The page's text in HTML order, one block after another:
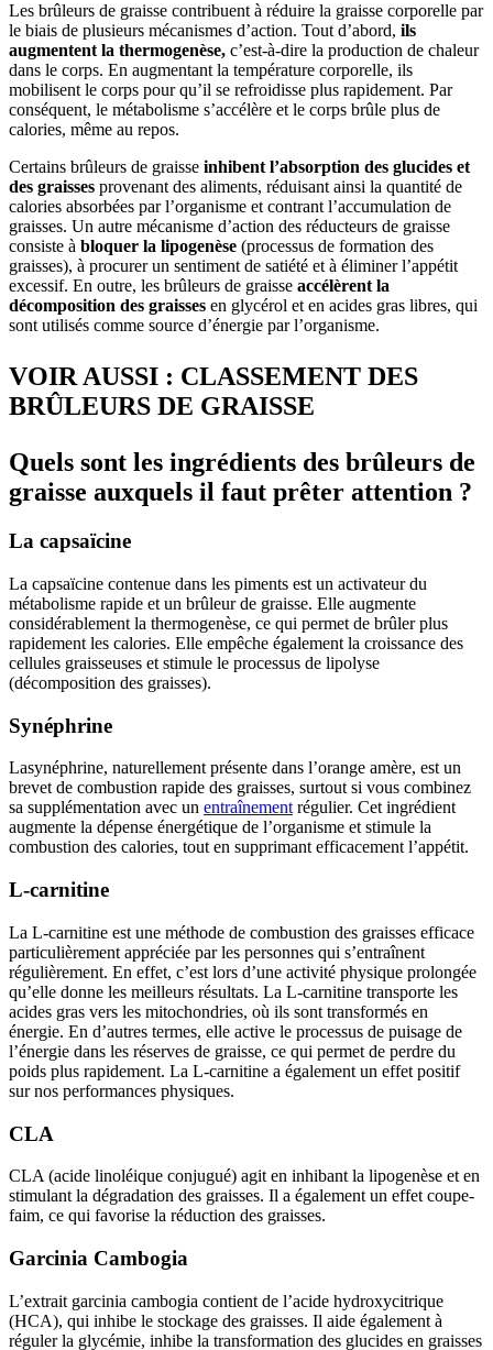
Les brûleurs de graisse contribuent à réduire la graisse corporelle par
le biais de plusieurs mécanismes d’action. Tout d’abord, ils
augmentent la thermogenèse, c’est-à-dire la production de chaleur
dans le corps. En augmentant la température corporelle, ils
mobilisent le corps pour qu’il se refroidisse plus rapidement. Par
conséquent, le métabolisme s’accélère et le corps brûle plus de
calories, même au repos.
Certains brûleurs de graisse inhibent l’absorption des glucides et
des graisses provenant des aliments, réduisant ainsi la quantité de
calories absorbées par l’organisme et contrant l’accumulation de
graisses. Un autre mécanisme d’action des réducteurs de graisse
consiste à bloquer la lipogenèse (processus de formation des
graisses), à procurer un sentiment de satiété et à éliminer l’appétit
excessif. En outre, les brûleurs de graisse accélèrent la
décomposition des graisses en glycérol et en acides gras libres, qui
sont utilisés comme source d’énergie par l’organisme.
VOIR AUSSI : CLASSEMENT DES
BRÛLEURS DE GRAISSE
Quels sont les ingrédients des brûleurs de
graisse auxquels il faut prêter attention ?
La capsaïcine
La capsaïcine contenue dans les piments est un activateur du
métabolisme rapide et un brûleur de graisse. Elle augmente
considérablement la thermogenèse, ce qui permet de brûler plus
rapidement les calories. Elle empêche également la croissance des
cellules graisseuses et stimule le processus de lipolyse
(décomposition des graisses).
Synéphrine
Lasynéphrine, naturellement présente dans l’orange amère, est un
brevet de combustion rapide des graisses, surtout si vous combinez
sa supplémentation avec un entraînementrégulier. Cet ingrédient
augmente la dépense énergétique de l’organisme et stimule la
combustion des calories, tout en supprimant efficacement l’appétit.
L-carnitine
La L-carnitine est une méthode de combustion des graisses efficace
particulièrement appréciée par les personnes qui s’entraînent
régulièrement. En effet, c’est lors d’une activité physique prolongée
qu’elle donne les meilleurs résultats. La L-carnitine transporte les
acides gras vers les mitochondries, où ils sont transformés en
énergie. En d’autres termes, elle active le processus de puisage de
l’énergie dans les réserves de graisse, ce qui permet de perdre du
poids plus rapidement. La L-carnitine a également un effet positif
sur nos performances physiques.
CLA
CLA (acide linoléique conjugué) agit en inhibant la lipogenèse et en
stimulant la dégradation des graisses. Il a également un effet coupe-
faim, ce qui favorise la réduction des graisses.
Garcinia Cambogia
L’extrait garcinia cambogia contient de l’acide hydroxycitrique
(HCA), qui inhibe le stockage des graisses. Il aide également à
réguler la glycémie, inhibe la transformation des glucides en graisses